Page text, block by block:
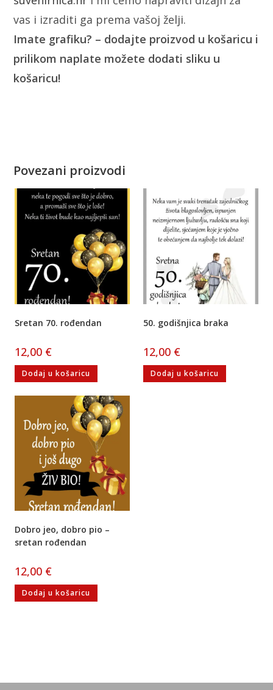
vas i izraditi ga prema vašoj želji.
Imate grafiku? – dodajte proizvod u košaricu i
prilikom naplate možete dodati sliku u
košaricu!
Povezani proizvodi
Sretan 70. rođendan
12,00 €
Dodaj u košaricu
50. godišnjica braka
12,00 €
Dodaj u košaricu
Dobro jeo, dobro pio –
sretan rođendan
12,00 €
Dodaj u košaricu